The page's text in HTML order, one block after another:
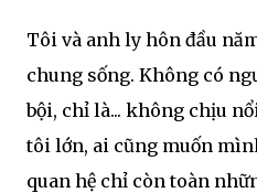
Tôi và anh ly hôn đầu
chung sống. Không có
bội, chỉ là... không chịu
tôi lớn, ai cũng muốn
quan hệ chỉ còn toàn